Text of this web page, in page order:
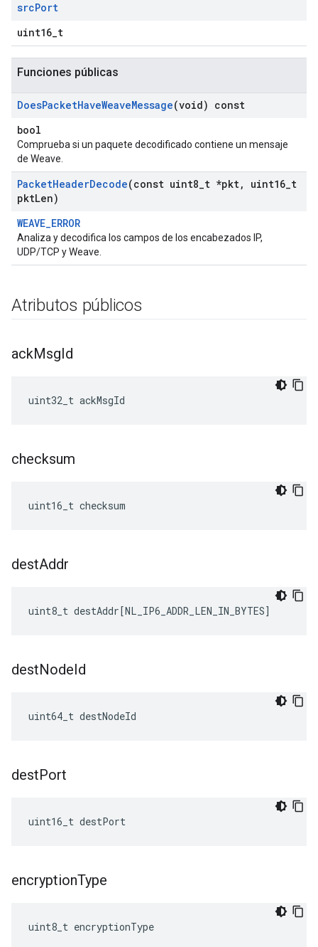
srcPort
uint16_t
Funciones públicas
DoesPacketHaveWeaveMessage(void) const
bool
Comprueba si un paquete decodificado contiene un mensaje
de Weave.
PacketHeaderDecode(const uint8 t *pkt, uint16 t
pktLen)
WEAVE_ERROR
Analiza y decodifica los campos de los encabezados IP,
UDP/TCP y Weave.
Atributos públicos
ackMsgId
uint32_t ackMsgId
checksum
uint16_t checksum
destAddr
uint8_t destAddr[NL_IP6_ADDR_LEN_IN_BYTES]
destNodeId
uint64_t destNodeId
destPort
uint16_t destPort
encryptionType
uint8_t encryptionType